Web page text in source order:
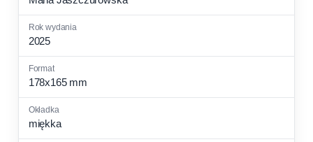
2025
178x165 mm
miękka